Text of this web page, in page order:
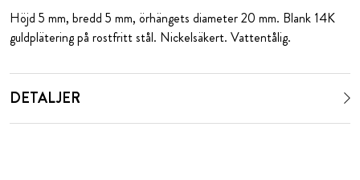
Höjd 5 mm, bredd 5 mm, örhängets diameter 20 mm. Blank 14K
guldplätering på rostfritt stål. Nickelsäkert. Vattentålig.
DETALJER